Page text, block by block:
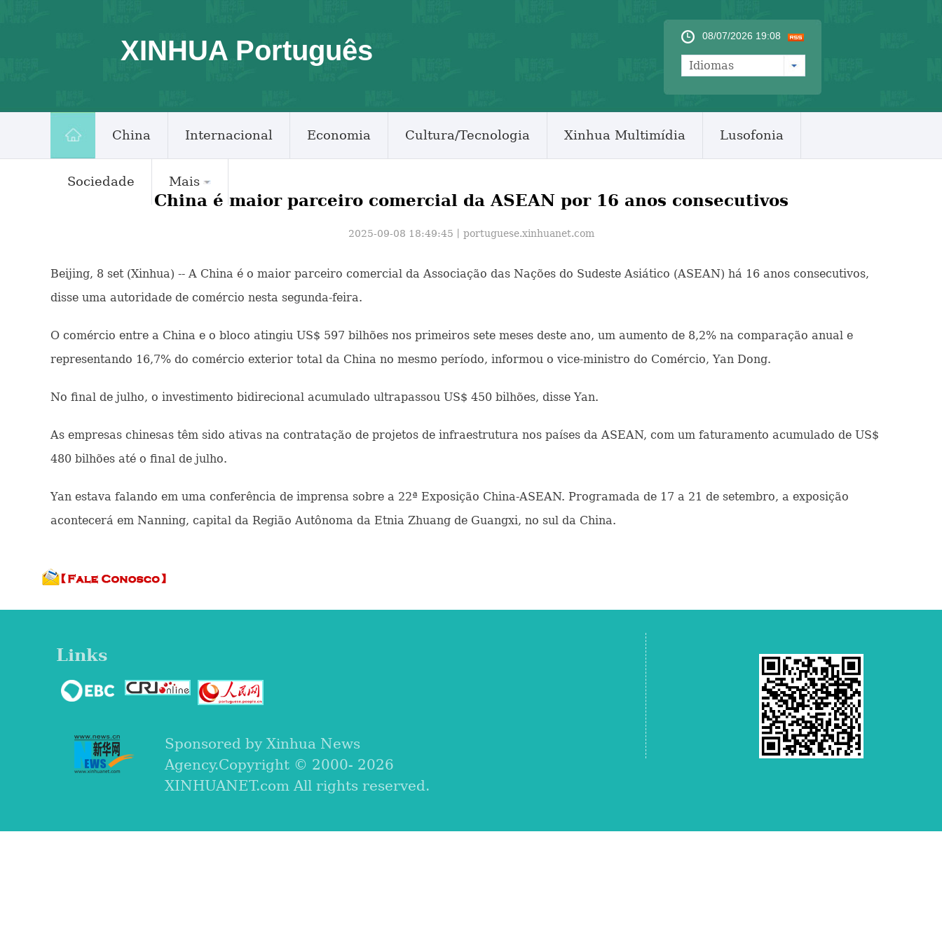
XINHUA Português 08/07/2026 19:08
Idiomas
China Internacional Economia Cultura/Tecnologia Xinhua Multimídia Lusofonia
Sociedade Mais
China é maior parceiro comercial da ASEAN por 16 anos consecutivos
2025-09-08 18:49:45丨 portuguese.xinhuanet.com
Beijing, 8 set (Xinhua) -- A China é o maior parceiro comercial da Associação das Nações do Sudeste Asiático (ASEAN) há 16 anos consecutivos,
disse uma autoridade de comércio nesta segunda-feira.
O comércio entre a China e o bloco atingiu US$ 597 bilhões nos primeiros sete meses deste ano, um aumento de 8,2% na comparação anual e
representando 16,7% do comércio exterior total da China no mesmo período, informou o vice-ministro do Comércio, Yan Dong.
No final de julho, o investimento bidirecional acumulado ultrapassou US$ 450 bilhões, disse Yan.
As empresas chinesas têm sido ativas na contratação de projetos de infraestrutura nos países da ASEAN, com um faturamento acumulado de US$
480 bilhões até o final de julho.
Yan estava falando em uma conferência de imprensa sobre a 22ª Exposição China-ASEAN. Programada de 17 a 21 de setembro, a exposição
acontecerá em Nanning, capital da Região Autônoma da Etnia Zhuang de Guangxi, no sul da China.
Links
Sponsored by Xinhua News
Agency.Copyright © 2000- 2026
XINHUANET.com All rights reserved.